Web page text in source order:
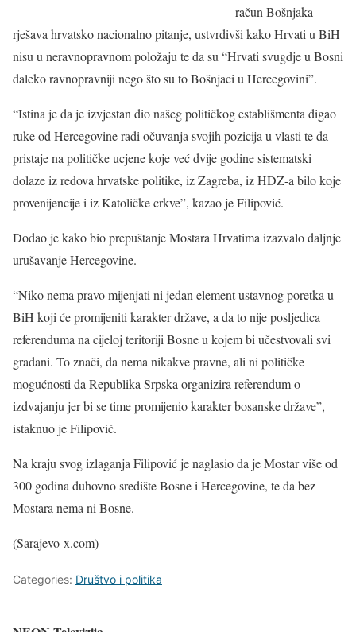
račun Bošnjaka
rješava hrvatsko nacionalno pitanje, ustvrdivši kako Hrvati u BiH
nisu u neravnopravnom položaju te da su “Hrvati svugdje u Bosni
daleko ravnopravniji nego što su to Bošnjaci u Hercegovini”.
“Istina je da je izvjestan dio našeg političkog establišmenta digao
ruke od Hercegovine radi očuvanja svojih pozicija u vlasti te da
pristaje na političke ucjene koje već dvije godine sistematski
dolaze iz redova hrvatske politike, iz Zagreba, iz HDZ-a bilo koje
provenijencije i iz Katoličke crkve”, kazao je Filipović.
Dodao je kako bio prepuštanje Mostara Hrvatima izazvalo daljnje
urušavanje Hercegovine.
“Niko nema pravo mijenjati ni jedan element ustavnog poretka u
BiH koji će promijeniti karakter države, a da to nije posljedica
referenduma na cijeloj teritoriji Bosne u kojem bi učestvovali svi
građani. To znači, da nema nikakve pravne, ali ni političke
mogućnosti da Republika Srpska organizira referendum o
izdvajanju jer bi se time promijenio karakter bosanske države”,
istaknuo je Filipović.
Na kraju svog izlaganja Filipović je naglasio da je Mostar više od
300 godina duhovno središte Bosne i Hercegovine, te da bez
Mostara nema ni Bosne.
(Sarajevo-x.com)
Categories: Društvo i politika